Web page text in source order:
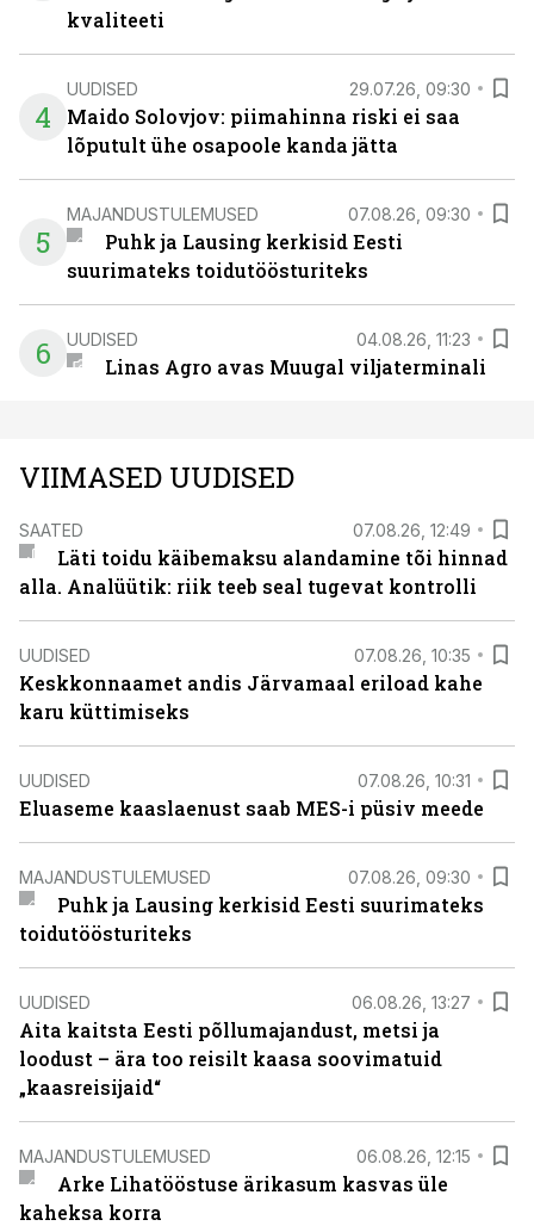
kvaliteeti
4
UUDISED 29.07.26, 09:30
Maido Solovjov: piimahinna riski ei saa
lõputult ühe osapoole kanda jätta
5
MAJANDUSTULEMUSED 07.08.26, 09:30
Puhk ja Lausing kerkisid Eesti
suurimateks toidutöösturiteks
6 UUDISED 04.08.26, 11:23
Linas Agro avas Muugal viljaterminali
VIIMASED UUDISED
SAATED 07.08.26, 12:49
Läti toidu käibemaksu alandamine tõi hinnad
alla. Analüütik: riik teeb seal tugevat kontrolli
UUDISED 07.08.26, 10:35
Keskkonnaamet andis Järvamaal eriload kahe
karu küttimiseks
UUDISED 07.08.26, 10:31
Eluaseme kaaslaenust saab MES-i püsiv meede
MAJANDUSTULEMUSED 07.08.26, 09:30
Puhk ja Lausing kerkisid Eesti suurimateks
toidutöösturiteks
UUDISED 06.08.26, 13:27
Aita kaitsta Eesti põllumajandust, metsi ja
loodust – ära too reisilt kaasa soovimatuid
„kaasreisijaid“
MAJANDUSTULEMUSED 06.08.26, 12:15
Arke Lihatööstuse ärikasum kasvas üle
kaheksa korra